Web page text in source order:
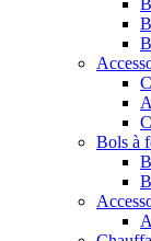
Bols à